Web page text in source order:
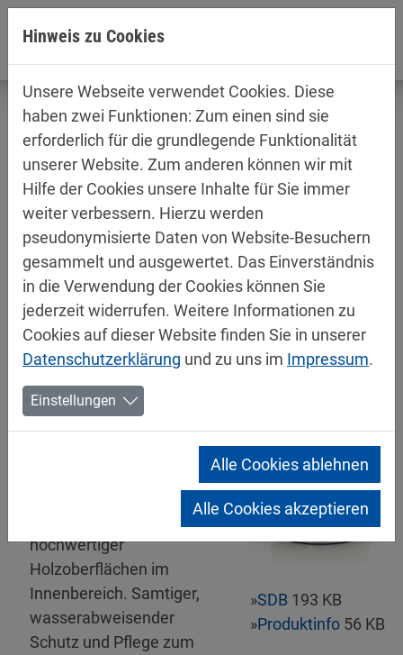
Direkt zur Hauptnavigation springen
Direkt zum Inhalt springen
Produktinformationen /
Sicherheitsdatenblätter
Decorative
Mipa WBS Satin-Wachs
diffusionsfähige Wachs-
hochwertiger
Holzoberflächen im
Innenbereich. Samtiger,
wasserabweisender
Schutz und Pflege zum
»SDB 193 KB
»Produktinfo 56 KB
Hinweis zu Cookies
Unsere Webseite verwendet Cookies. Diese
haben zwei Funktionen: Zum einen sind sie
erforderlich für die grundlegende Funktionalität
unserer Website. Zum anderen können wir mit
Hilfe der Cookies unsere Inhalte für Sie immer
weiter verbessern. Hierzu werden
pseudonymisierte Daten von Website-Besuchern
gesammelt und ausgewertet. Das Einverständnis
in die Verwendung der Cookies können Sie
jederzeit widerrufen. Weitere Informationen zu
Cookies auf dieser Website finden Sie in unserer
Datenschutzerklärung und zu uns im Impressum.
Einstellungen
Alle Cookies ablehnen
Alle Cookies akzeptieren